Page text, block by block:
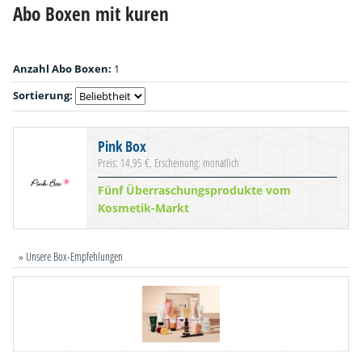
Abo Boxen mit kuren
Anzahl Abo Boxen: 1
Sortierung:
Pink Box
Preis: 14,95 €, Erscheinung: monatlich
Fünf Überraschungsprodukte vom
Kosmetik-Markt
» Unsere Box-Empfehlungen